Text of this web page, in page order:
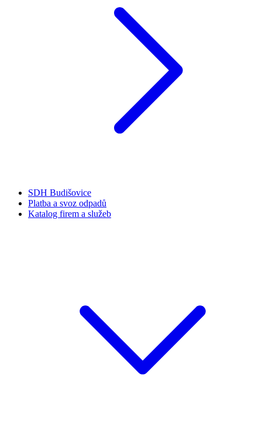
SDH Budišovice
Platba a svoz odpadů
Katalog firem a služeb